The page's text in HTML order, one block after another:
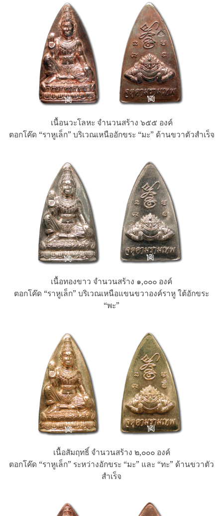
เนื้อนวะโลหะ จำนวนสร้าง ๖๕๕ องค์
ตอกโค๊ด “ราหูเล็ก” บริเวณเหนืออักขระ “มะ” ด้านขวาตัวสำเร็จ
เนื้อทองขาว จำนวนสร้าง ๑,๐๐๐ องค์
ตอกโค๊ด “ราหูเล็ก” บริเวณเหนือแขนขวาองค์ราหู ใต้อักขระ
“พะ”
เนื้อสัมฤทธิ์ จำนวนสร้าง ๒,๐๐๐ องค์
ตอกโค๊ด “ราหูเล็ก” ระหว่างอักขระ “มะ” และ “ทะ” ด้านขวาตัว
สำเร็จ